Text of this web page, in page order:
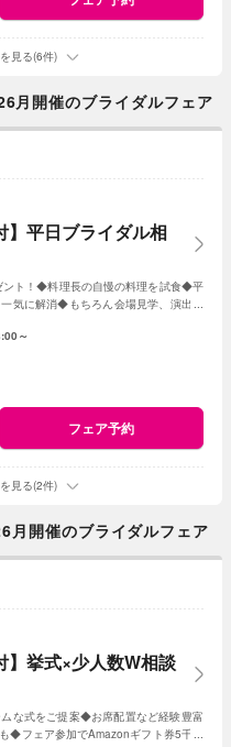
見る(6件)
開催のブライダルフェア
】平日ブライダル相
ト！◆料理長の自慢の料理を試食◆平
気に解消◆もちろん会場見学、演出体
～
フェア予約
見る(2件)
開催のブライダルフェア
】挙式×少人数W相談
な式をご提案◆お席配置など経験豊富
◆フェア参加でAmazonギフト券5千円